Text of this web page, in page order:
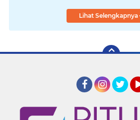
Lihat Selengkapnya